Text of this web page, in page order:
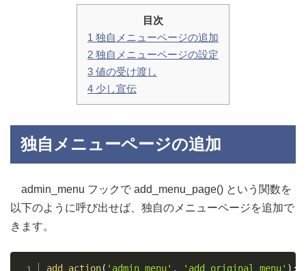
目次
1 独自メニューページの追加
2 独自メニューページの設定
3 値の受け渡し
4 少し宣伝
独自メニューページの追加
admin_menu フックで add_menu_page() という関数を
以下のように呼び出せば、独自のメニューページを追加で
きます。
add_action( 'admin_menu' , 'add_original_menu' ) ;
Copy